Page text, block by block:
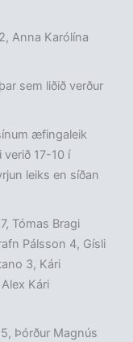
Anna Karólína
sem liðið verður
æfingaleik
17-10 í
leiks en síðan
Tómas Bragi
Pálsson 4, Gísli
3, Kári
Kári
Þórður Magnús